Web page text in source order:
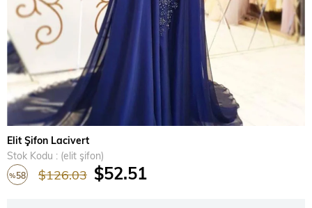
Elit Şifon Lacivert
Stok Kodu
(elit şifon)
%58 $126.03 $52.51